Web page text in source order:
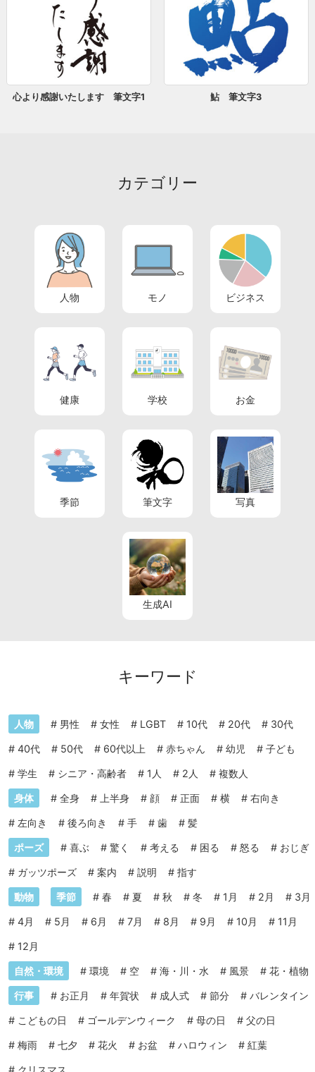
心より感謝いたします 筆文字1 鮎 筆文字3
カテゴリー
人物 モノ ビジネス
健康 学校 お金
季節 筆文字 写真
生成AI
キーワード
人物 # 男性 # 女性 # LGBT # 10代 # 20代 # 30代
# 40代 # 50代 # 60代以上 # 赤ちゃん # 幼児 # 子ども
# 学生 # シニア・高齢者 # 1人 # 2人 # 複数人
身体 # 全身 # 上半身 # 顔 # 正面 # 横 # 右向き
# 左向き # 後ろ向き # 手 # 歯 # 髪
ポーズ # 喜ぶ # 驚く # 考える # 困る # 怒る # おじぎ
# ガッツポーズ # 案内 # 説明 # 指す
動物 季節 # 春 # 夏 # 秋 # 冬 # 1月 # 2月 # 3月
# 4月 # 5月 # 6月 # 7月 # 8月 # 9月 # 10月 # 11月
# 12月
自然・環境 # 環境 # 空 # 海・川・水 # 風景 # 花・植物
行事 # お正月 # 年賀状 # 成人式 # 節分 # バレンタイン
# こどもの日 # ゴールデンウィーク # 母の日 # 父の日
# 梅雨 # 七夕 # 花火 # お盆 # ハロウィン # 紅葉
# クリスマス